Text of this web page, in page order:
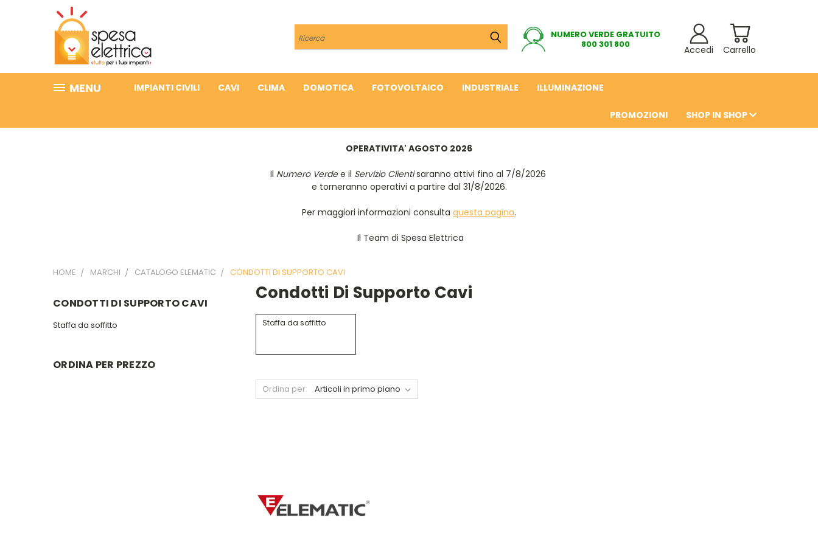
Cerca
NUMERO VERDE GRATUITO
800 301 800
Carrello
Accedi
MENU IMPIANTI CIVILI CAVI CLIMA DOMOTICA FOTOVOLTAICO INDUSTRIALE ILLUMINAZIONE
PROMOZIONI SHOP IN SHOP
OPERATIVITA' AGOSTO 2026
Il Numero Verdee il Servizio Clientisaranno attivi fino al 7/8/2026
e torneranno operativi a partire dal 31/8/2026.
Per maggiori informazioni consulta questa pagina.
Il Team di Spesa Elettrica
HOME MARCHI CATALOGO ELEMATIC CONDOTTI DI SUPPORTO CAVI
CONDOTTI DI SUPPORTO CAVI
Staffa da soffitto
ORDINA PER PREZZO
Condotti Di Supporto Cavi
Staffa da soffitto
Ordina per: